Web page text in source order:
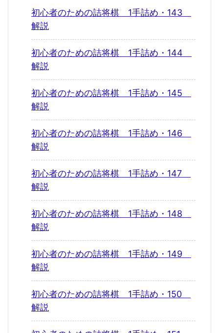
初心者のための詰将棋 1手詰め・143
解説
初心者のための詰将棋 1手詰め・144
解説
初心者のための詰将棋 1手詰め・145
解説
初心者のための詰将棋 1手詰め・146
解説
初心者のための詰将棋 1手詰め・147
解説
初心者のための詰将棋 1手詰め・148
解説
初心者のための詰将棋 1手詰め・149
解説
初心者のための詰将棋 1手詰め・150
解説